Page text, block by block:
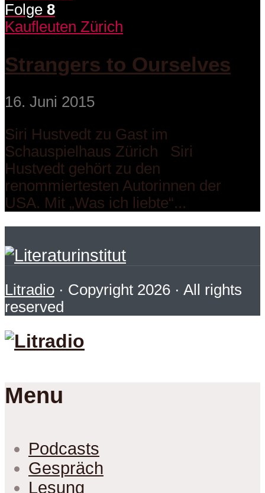
Folge 8
Kaufleuten Zürich
Strangers to Ourselves
16. Juni 2015
Siri Hustvedt zu Gast im
Schauspielhaus Zürich Siri
Hustvedt gehört zu den
renommiertesten Autorinnen der
USA. Mit „Was ich liebte“...
Litradio · Copyright 2026 · All rights
reserved
Menu
Podcasts
Gespräch
Lesung